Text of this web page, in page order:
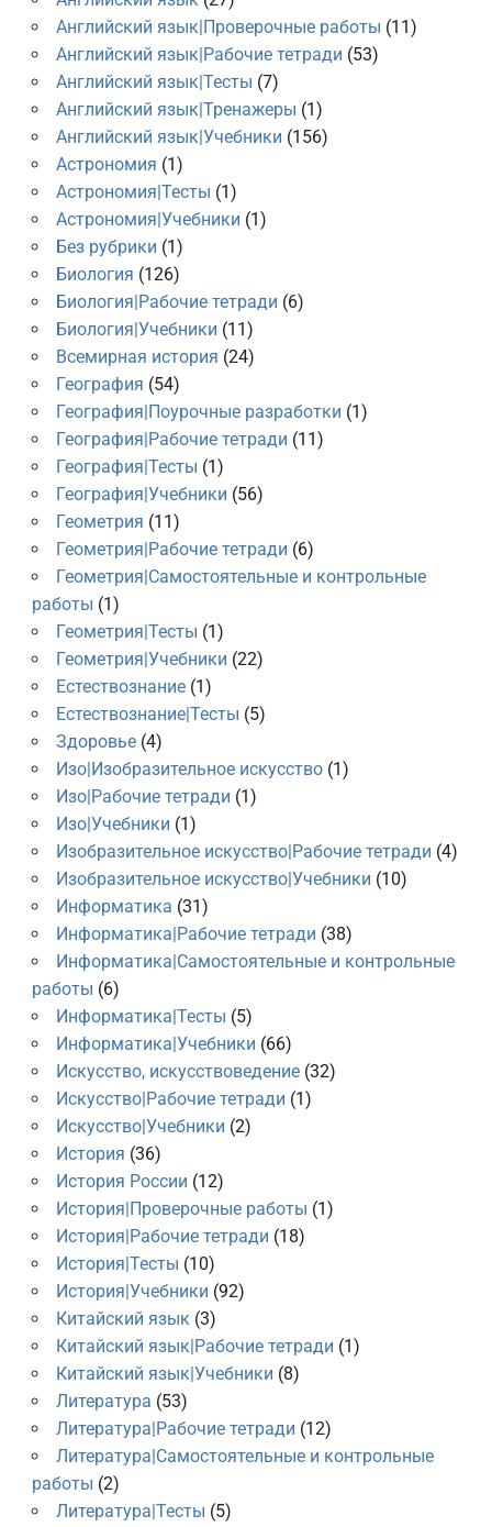
Английский язык|Проверочные работы (11)
Английский язык|Рабочие тетради (53)
Английский язык|Тесты (7)
Английский язык|Тренажеры (1)
Английский язык|Учебники (156)
Астрономия (1)
Астрономия|Тесты (1)
Астрономия|Учебники (1)
Без рубрики (1)
Биология (126)
Биология|Рабочие тетради (6)
Биология|Учебники (11)
Всемирная история (24)
География (54)
География|Поурочные разработки (1)
География|Рабочие тетради (11)
География|Тесты (1)
География|Учебники (56)
Геометрия (11)
Геометрия|Рабочие тетради (6)
Геометрия|Самостоятельные и контрольные
работы (1)
Геометрия|Тесты (1)
Геометрия|Учебники (22)
Естествознание(1)
Естествознание|Тесты (5)
Здоровье(4)
Изо|Изобразительное искусство(1)
Изо|Рабочие тетради (1)
Изо|Учебники (1)
Изобразительное искусство|Рабочие тетради (4)
Изобразительное искусство|Учебники (10)
Информатика (31)
Информатика|Рабочие тетради (38)
Информатика|Самостоятельные и контрольные
работы (6)
Информатика|Тесты (5)
Информатика|Учебники (66)
Искусство, искусствоведение(32)
Искусство|Рабочие тетради (1)
Искусство|Учебники (2)
История (36)
История России (12)
История|Проверочные работы (1)
История|Рабочие тетради (18)
История|Тесты (10)
История|Учебники (92)
Китайский язык(3)
Китайский язык|Рабочие тетради (1)
Китайский язык|Учебники (8)
Литература (53)
Литература|Рабочие тетради (12)
Литература|Самостоятельные и контрольные
работы (2)
Литература|Тесты (5)